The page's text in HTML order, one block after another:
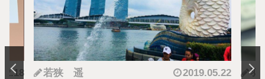
若狭 遥 2019.05.22 羽